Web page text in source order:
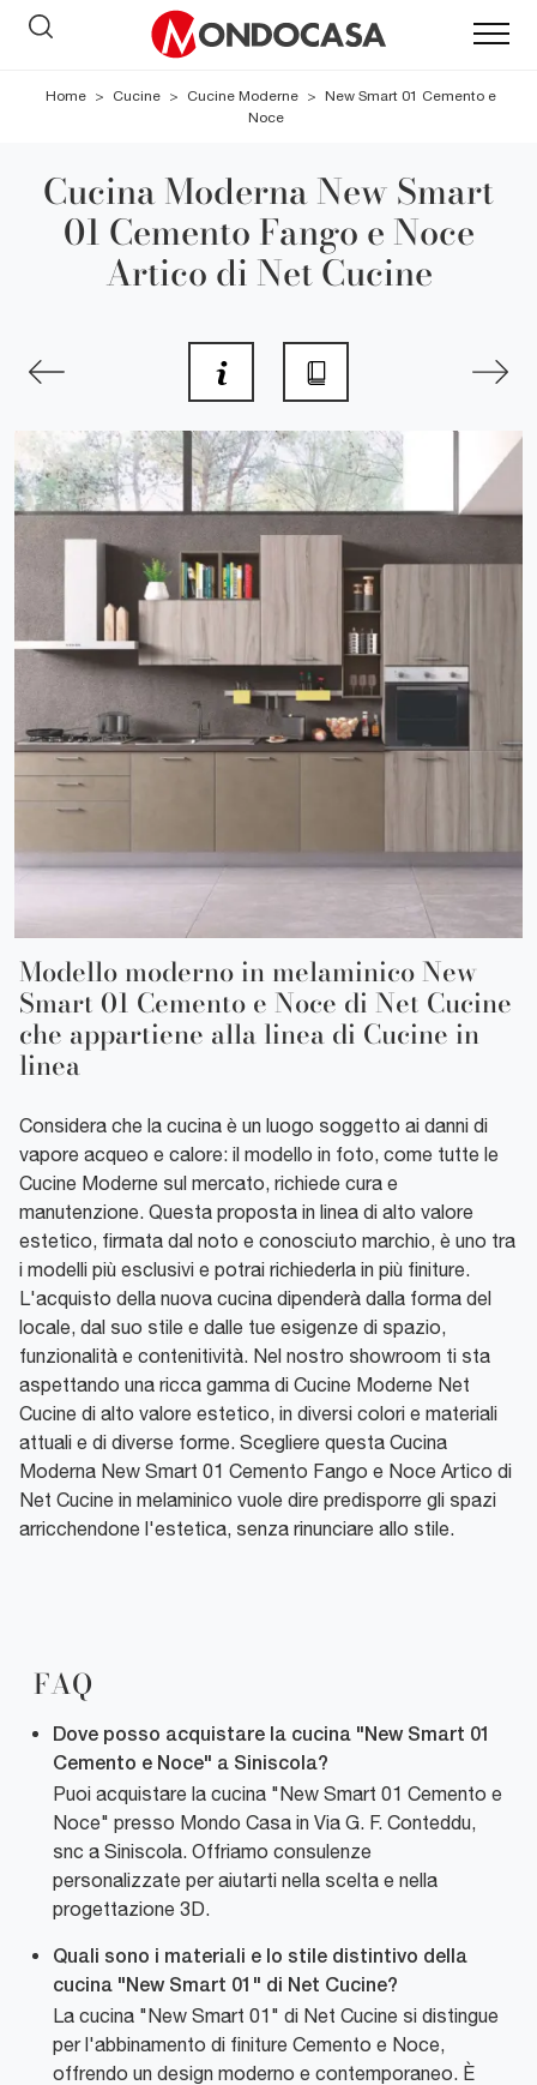
Home > Cucine > Cucine Moderne > New Smart 01 Cemento e
Noce
Cucina Moderna New Smart
01 Cemento Fango e Noce
Artico di Net Cucine
Modello moderno in melaminico New
Smart 01 Cemento e Noce di Net Cucine
che appartiene alla linea di Cucine in
linea
Considera che la cucina è un luogo soggetto ai danni di
vapore acqueo e calore: il modello in foto, come tutte le
Cucine Moderne sul mercato, richiede cura e
manutenzione. Questa proposta in linea di alto valore
estetico, firmata dal noto e conosciuto marchio, è uno tra
i modelli più esclusivi e potrai richiederla in più finiture.
L'acquisto della nuova cucina dipenderà dalla forma del
locale, dal suo stile e dalle tue esigenze di spazio,
funzionalità e contenitività. Nel nostro showroom ti sta
aspettando una ricca gamma di Cucine Moderne Net
Cucine di alto valore estetico, in diversi colori e materiali
attuali e di diverse forme. Scegliere questa Cucina
Moderna New Smart 01 Cemento Fango e Noce Artico di
Net Cucine in melaminico vuole dire predisporre gli spazi
arricchendone l'estetica, senza rinunciare allo stile.
FAQ
Dove posso acquistare la cucina "New Smart 01
Cemento e Noce" a Siniscola?
Puoi acquistare la cucina "New Smart 01 Cemento e
Noce" presso Mondo Casa in Via G. F. Conteddu,
snc a Siniscola. Offriamo consulenze
personalizzate per aiutarti nella scelta e nella
progettazione 3D.
Quali sono i materiali e lo stile distintivo della
cucina "New Smart 01" di Net Cucine?
La cucina "New Smart 01" di Net Cucine si distingue
per l'abbinamento di finiture Cemento e Noce,
offrendo un design moderno e contemporaneo. È